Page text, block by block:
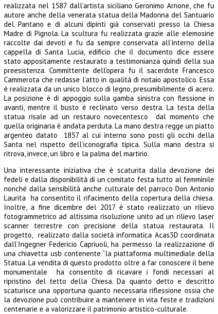
realizzata nel 1587 dall’artista siciliano Geronimo Arnone, che fu
autore anche della venerata statua della Madonna del Santuario
del Pantano e di alcuni dipinti già conservati presso la Chiesa
Madre di Pignola. La scultura fu realizzata grazie alle elemosine
raccolte dai devoti e fu da sempre conservata all’interno della
cappella di Santa Lucia, edificio che il documento dice essere
stato appositamente restaurato a testimonianza quindi della sua
preesistenza. Committente dell’opera fu il sacerdote Francesco
Cammerota che redasse l’atto in qualità di notaio apostolico. Essa
è realizzata da un unico blocco di legno, presumibilmente di acero.
La posizione è di appoggio sulla gamba sinistra con flessione in
avanti, mentre il busto è reclinato verso destra. La testa della
statua risale ad un restauro novecentesco dal momento che
quella originaria è andata perduta. La mano destra regge un piatto
argenteo datato 1857 al cui interno sono posti gli occhi della
Santa nel rispetto dell’iconografia tipica. Sulla mano destra si
ritrova, invece, un libro e la palma del martirio.
Una interessante iniziativa che è scaturita dalla devozione dei
fedeli e dalla disponibilità di un comitato festa tutto al femminile
nonché dalla sensibilità anche culturale del parroco Don Antonio
Laurita ha consentito il rifacimento della copertura della chiesa.
Inoltre, a fine dicembre del 2017 è stato realizzato un rilievo
fotogrammetrico ad altissima risoluzione unito ad un rilievo laser
scanner terrestre con precisione della statua restaurata. Il
progetto, realizzato dalla società informatica Acas3D coordinata
dall’Ingegner Federicio Capriuoli, ha permesso la realizzazione di
una chiavetta usb contenente “la piattaforma multimediale della
Statua. La vendita di questo prodotto oltre a far conoscere il bene
monumentale ha consentito di ricavare i fondi necessari al
ripristino del tetto della Chiesa. Da quanto detto e descritto
scaturisce una opportuna quanto necessaria riflessione ossia che
la devozione può contribuire a mantenere in vita feste e tradizioni
centenarie e a valorizzare il patrimonio artistico-culturale.